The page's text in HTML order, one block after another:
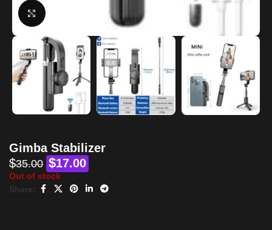
Click to enlarge
Gimba Stabilizer
$35.00 $17.00
Out of stock
Share: